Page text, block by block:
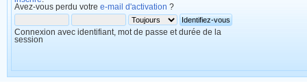
Avez-vous perdu votre e-mail d'activation ?
Connexion avec identifiant, mot de passe et durée de la
session